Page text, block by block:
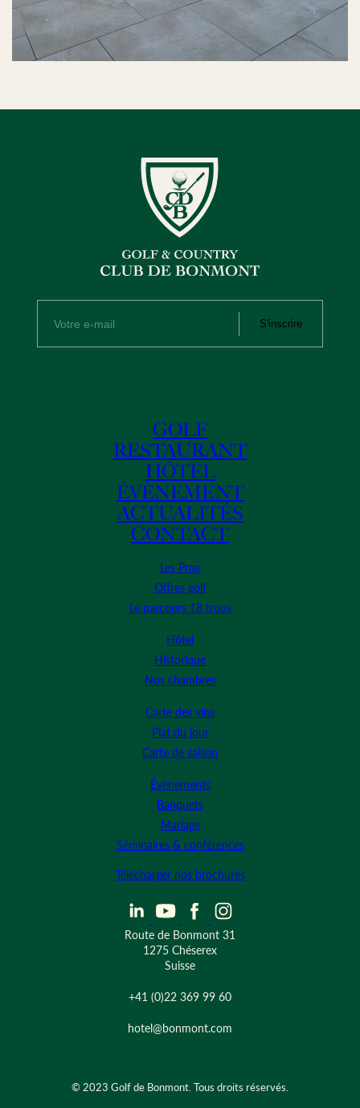
S'inscrire
GOLF
RESTAURANT
HÔTEL
ÉVÈNEMENT
ACTUALITÉS
CONTACT
Les Pros
Offres golf
Le parcours 18 trous
Hôtel
Historique
Nos chambres
Carte des vins
Plat du jour
Carte de saison
Évènements
Banquets
Mariage
Séminaires & conférences
Télécharger nos brochures
Route de Bonmont 31
1275 Chéserex
Suisse
+41 (0)22 369 99 60
hotel@bonmont.com
© 2023 Golf de Bonmont. Tous droits réservés.